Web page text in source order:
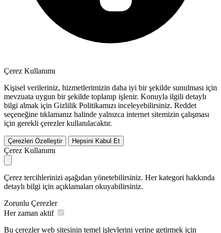
Çerez Kullanımı
Kişisel verileriniz, hizmetlerimizin daha iyi bir şekilde sunulması için
mevzuata uygun bir şekilde toplanıp işlenir. Konuyla ilgili detaylı
bilgi almak için Gizlilik Politikamızı inceleyebilirsiniz. Reddet
seçeneğine tıklamanız halinde yalnızca internet sitemizin çalışması
için gerekli çerezler kullanılacaktır.
Çerezleri Özelleştir Hepsini Kabul Et
Çerez Kullanımı
Çerez tercihlerinizi aşağıdan yönetebilirsiniz. Her kategori hakkında
detaylı bilgi için açıklamaları okuyabilirsiniz.
Zorunlu Çerezler
Her zaman aktif
Bu çerezler web sitesinin temel işlevlerini yerine getirmek için